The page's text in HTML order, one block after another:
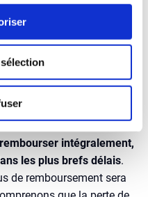
vous allez adorer Happy
une raison ou une autre
ravi...
:
rembourser intégralement,
les plus brefs délais.
de remboursement sera